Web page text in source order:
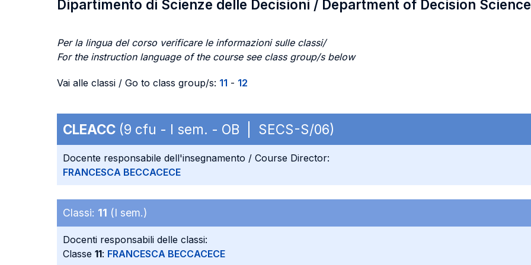
Dipartimento di Scienze delle Decisioni / Department of Decision
Per la lingua del corso verificare le informazioni sulle classi/
For the instruction language of the course see class group/s below
Vai alle classi / Go to class group/s: 11 - 12
CLEACC (9 cfu - I sem. - OB | SECS-S/06)
Docente responsabile dell'insegnamento / Course Director:
FRANCESCA BECCACECE
Classi: 11 (I sem.)
Docenti responsabili delle classi:
Classe 11: FRANCESCA BECCACECE